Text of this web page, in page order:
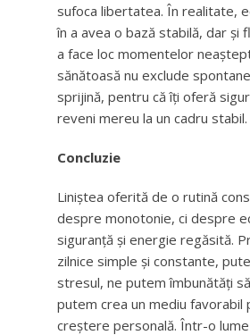
sufoca libertatea. În realitate,
în a avea o bază stabilă, dar și
a face loc momentelor
sănătoasă nu exclude
sprijină, pentru că îți oferă
reveni mereu la un cadru stabil.
Concluzie
Liniștea oferită de o rutină
despre monotonie, ci despre
siguranță și energie regăsită.
zilnice simple și constante,
stresul, ne putem îmbunătăți
putem crea un mediu favorabil
creștere personală. Într-o